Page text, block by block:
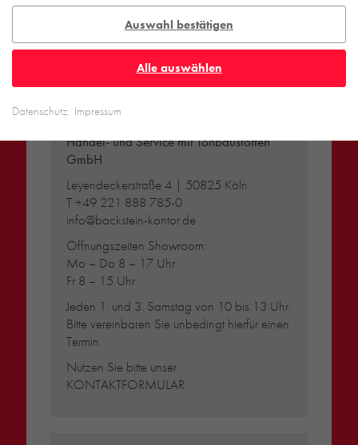
DEUTSCHLAND
Handel- und Service mit Tonbaustoffen
GmbH
Leyendeckerstraße 4 | 50825 Köln
T+49 221 888 785-0
info@backstein-kontor.de
Öffnungszeiten Showroom:
Mo – Do 8 – 17 Uhr
Fr 8 – 15 Uhr
Jeden 1. und 3. Samstag von 10 bis 13 Uhr.
Bitte vereinbaren Sie unbedingt hierfür einen
Termin.
Nutzen Sie bitte unser
KONTAKTFORMULAR
Auswahl bestätigen
Alle auswählen
Datenschutz Impressum